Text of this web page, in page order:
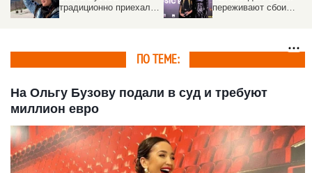
традиционно приехала
переживают сбои
ПО ТЕМЕ:
На Ольгу Бузову подали в суд и требуют
миллион евро